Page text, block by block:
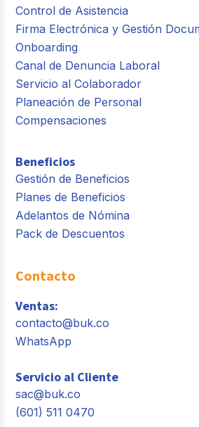
Control de Asistencia
Firma Electrónica y Gestión
Onboarding
Canal de Denuncia Laboral
Servicio al Colaborador
Planeación de Personal
Compensaciones
Beneficios
Gestión de Beneficios
Planes de Beneficios
Adelantos de Nómina
Pack de Descuentos
Contacto
Ventas:
contacto@buk.co
WhatsApp
Servicio al Cliente
sac@buk.co
(601) 511 0470